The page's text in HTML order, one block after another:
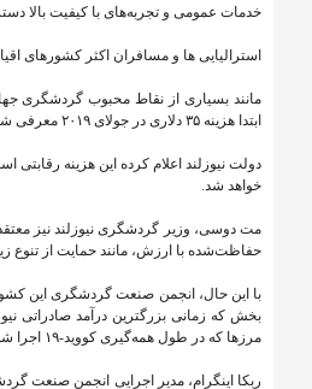
خدمات عمومی و تجربه‌های با کیفیت بالا
استرالیایی ها و مسافران اکثر کشورهای
مانند بسیاری از نقاط محبوب گردشگری
ابتدا هزینه ۳۵ دلاری در جولای ۲۰۱۹ معرفی شد، اما این هزینه برای پوشش هزینه های مربوط به تعداد زیادی بازدید کننده کافی نبود.
دولت نیوزلند اعلام کرده این هزینه
خواهد شد.
مت دوسی، وزیر گردشگری نیوزلند نیز
حفاظت‌شده با ارزش، مانند حمایت از تنوع
با این حال، انجمن صنعت گردشگری این کشور
بخش که زمانی بزرگترین درآمد صادراتی
مرزها که در طول همه‌گیری کووید-۱۹ اجرا شد، بهبود یابد.
ربکا اینگرام، مدیر اجرایی انجمن صنعت